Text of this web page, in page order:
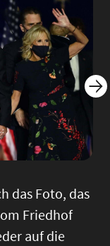
das Foto, das
Friedhof
auf die